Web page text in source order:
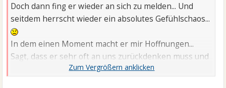
Doch dann fing er wieder an sich zu melden... Und
seitdem herrscht wieder ein absolutes Gefühlschaos...
In dem einen Moment macht er mir Hoffnungen...
Sagt, dass er sehr oft an uns zurückdenken muss und
nicht über mich und unsere Beziehung hinweg ist und